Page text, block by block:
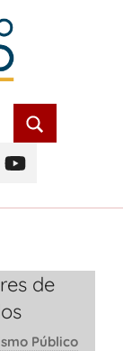
Youtube
de
Público